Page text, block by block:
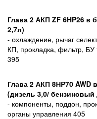
Глава 2 АКП ZF 6HP26 в
2,7л)
- охлаждение, рычаг
КП, прокладка, фильтр, БУ
395
Глава 2 АКП 8НР70 AWD
(дизель 3,0/ бензиновый
- компоненты, поддон,
органы управления 405